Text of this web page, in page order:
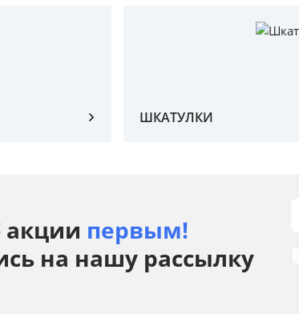
ШКАТУЛКИ
акции первым!
на нашу рассылку